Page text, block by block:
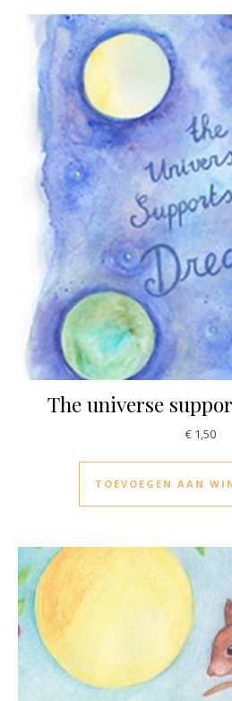
The universe
€ 1,50
TOEVOEGEN AAN